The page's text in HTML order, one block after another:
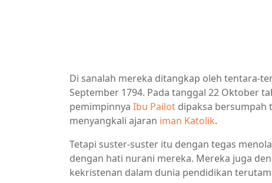
Di sanalah mereka ditangkap oleh tentara-
September 1794. Pada tanggal 22 Oktober
pemimpinnya Ibu Pailot dipaksa bersumpah
menyangkali ajaran iman Katolik.
Tetapi suster-suster itu dengan tegas
dengan hati nurani mereka. Mereka juga
kekristenan dalam dunia pendidikan